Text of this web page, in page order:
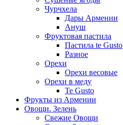
Чурчхела
Дары Армении
Ануш
Фруктовая пастила
Пастила te Gusto
Разное
Орехи
Орехи весовые
Орехи в меду
Te Gusto
Фрукты из Армении
Овощи. Зелень
Свежие Овощи